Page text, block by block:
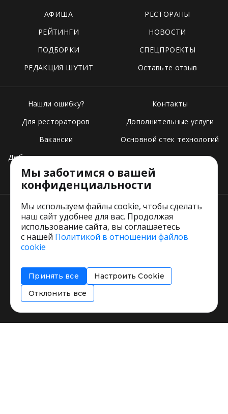
АФИША
РЕСТОРАНЫ
РЕЙТИНГИ
НОВОСТИ
ПОДБОРКИ
СПЕЦПРОЕКТЫ
РЕДАКЦИЯ ШУТИТ
Оставьте отзыв
Нашли ошибку?
Для рестораторов
Вакансии
Добавить свое заведение
Тарифы
Контакты
Дополнительные услуги
Основной стек технологий
Пользовательское соглашение
Соглашение об информировании
Политика использования cookies
Мы заботимся о вашей
конфиденциальности
Мы используем файлы cookie, чтобы сделать
наш сайт удобнее для вас. Продолжая
использование сайта, вы соглашаетесь
с нашей Политикой в отношении файлов
cookie
Принять все
Настроить Cookie
Отклонить все